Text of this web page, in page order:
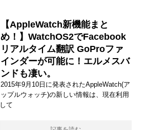
【AppleWatch新機能まと
め！】WatchOS2でFacebook
リアルタイム翻訳 GoProファ
インダーが可能に！エルメスバ
ンドも凄い。
2015年9月10日に発表されたAppleWatch(ア
ップルウォッチ)の新しい情報は、現在利用
して